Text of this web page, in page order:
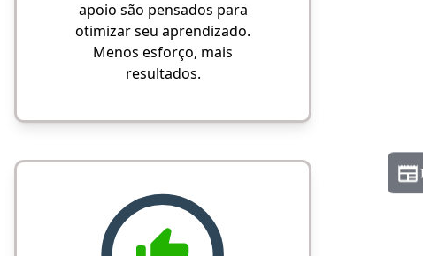
apoio são pensados para
otimizar seu aprendizado.
Menos esforço, mais
resultados.